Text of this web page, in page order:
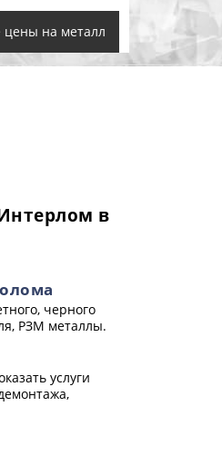
цены на металл
в
черного
РЗМ металлы.
услуги